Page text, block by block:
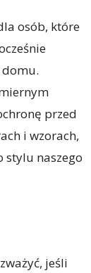
osób, które
domu.
przed
i wzorach,
stylu naszego
jeśli